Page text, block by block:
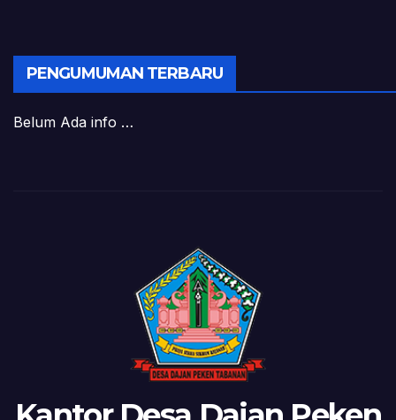
PENGUMUMAN TERBARU
Belum Ada info …